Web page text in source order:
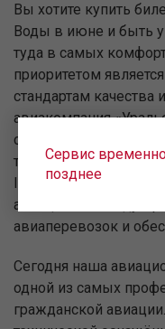
Вы хотите купить
Воды в июне и быть
туда в самых
приоритетом
стандартам качества
авиакомпания
состоит в
транспорта, но и
IOSA — передового
авиационной
авиаперевозок и
Сегодня наша
одной из самых
гражданской
Сервис
позднее